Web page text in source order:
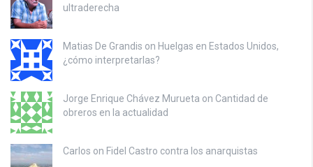
ultraderecha
Matias De Grandis on Huelgas en Estados Unidos,
¿cómo interpretarlas?
Jorge Enrique Chávez Murueta on Cantidad de
obreros en la actualidad
Carlos on Fidel Castro contra los anarquistas